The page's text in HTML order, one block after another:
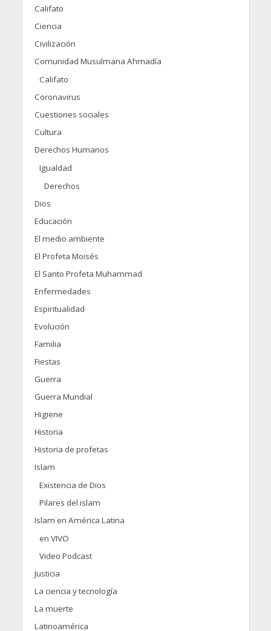
Califato
Ciencia
Civilización
Comunidad Musulmana Ahmadía
Califato
Coronavirus
Cuestiones sociales
Cultura
Derechos Humanos
Igualdad
Derechos
Dios
Educación
El medio ambiente
El Profeta Moisés
El Santo Profeta Muhammad
Enfermedades
Espiritualidad
Evolución
Familia
Fiestas
Guerra
Guerra Mundial
Higiene
Historia
Historia de profetas
Islam
Existencia de Dios
Pilares del islam
Islam en América Latina
en VIVO
Video Podcast
Justicia
La ciencia y tecnología
La muerte
Latinoamérica